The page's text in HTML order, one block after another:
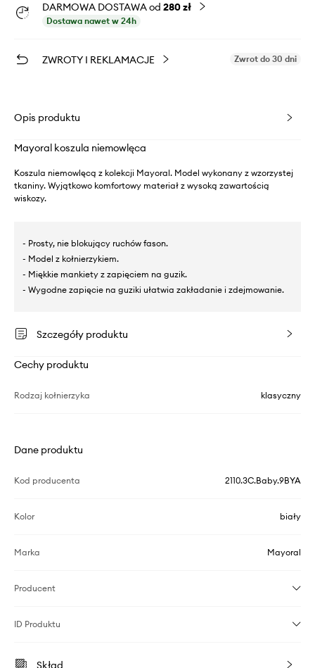
DARMOWA DOSTAWA od 280 zł
Dostawa nawet w 24h
ZWROTY I REKLAMACJE Zwrot do 30 dni
Opis produktu
Mayoral koszula niemowlęca
Koszula niemowlęcą z kolekcji Mayoral. Model wykonany z wzorzystej
tkaniny. Wyjątkowo komfortowy materiał z wysoką zawartością
wiskozy.
- Prosty, nie blokujący ruchów fason.
- Model z kołnierzykiem.
- Miękkie mankiety z zapięciem na guzik.
- Wygodne zapięcie na guziki ułatwia zakładanie i zdejmowanie.
Szczegóły produktu
Cechy produktu
Rodzaj kołnierzyka klasyczny
Dane produktu
Kod producenta 2110.3C.Baby.9BYA
Kolor biały
Marka Mayoral
Producent
ID Produktu
Skład